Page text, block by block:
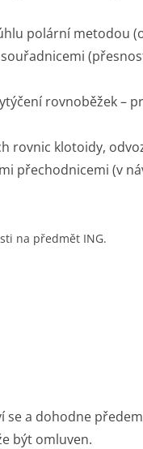
polární metodou
rovnoběžek –
rovnic klotoidy,
přechodnicemi (v
na předmět ING.
se a dohodne
být omluven.